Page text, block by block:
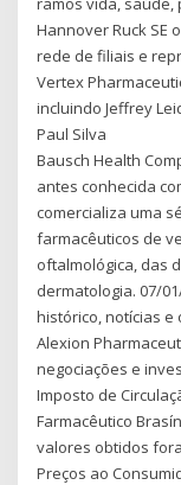
Hannover Ruck SE
rede de filiais e
Vertex
incluindo Jeffrey
Paul Silva
Bausch Health
antes conhecida
comercializa uma
farmacêuticos de
oftalmológica, das
dermatologia. 07/
histórico, notícias
Alexion
negociações e
Imposto de
Farmacêutico
valores obtidos
Preços ao